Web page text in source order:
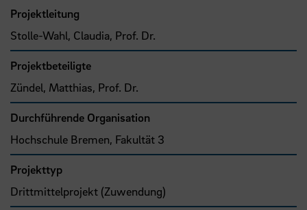
Projektleitung
Stolle-Wahl, Claudia, Prof. Dr.
Projektbeteiligte
Zündel, Matthias, Prof. Dr.
Durchführende Organisation
Hochschule Bremen, Fakultät 3
Projekttyp
Drittmittelprojekt (Zuwendung)